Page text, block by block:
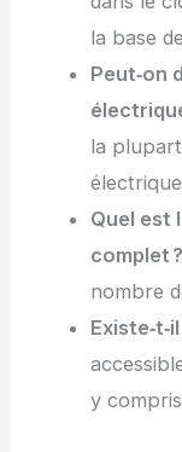
la base
Peut‑on
la
Quel est
complet ?
nombre
y